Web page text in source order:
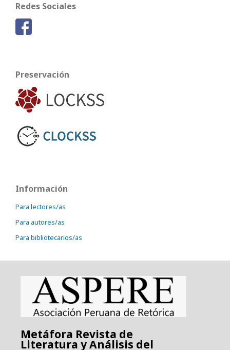
Redes Sociales
Preservación
Información
Para lectores/as
Para autores/as
Para bibliotecarios/as
Metáfora Revista de
Literatura y Análisis del